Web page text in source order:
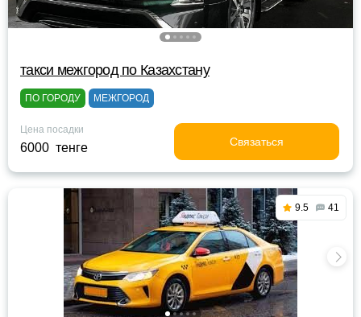
такси межгород по Казахстану
ПО ГОРОДУ МЕЖГОРОД
Цена посадки
6000 тенге Связаться
9.5 41